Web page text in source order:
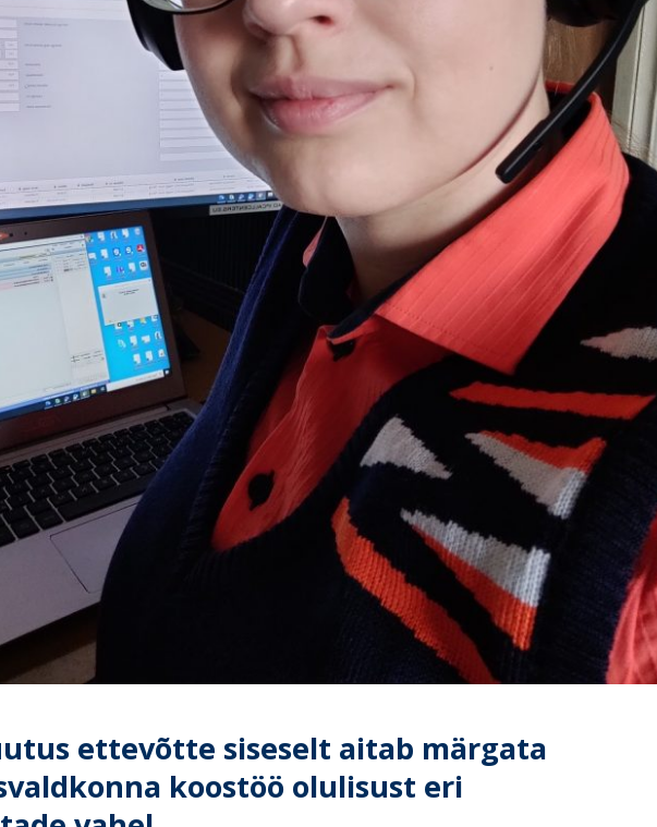
ettevõtte siseselt aitab märgata
koostöö olulisust eri